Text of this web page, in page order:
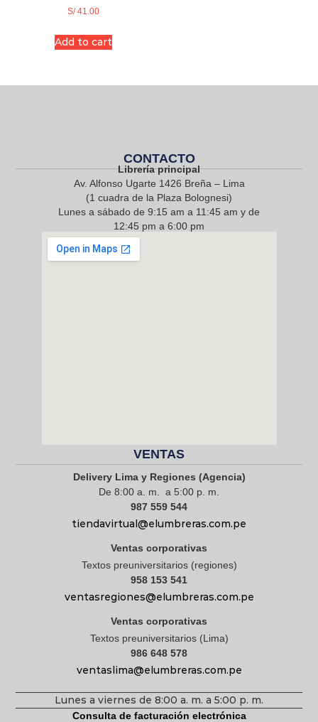
S/41.00
Add to cart
CONTACTO
Librería principal
Av. Alfonso Ugarte 1426 Breña – Lima
(1 cuadra de la Plaza Bolognesi)
Lunes a sábado de 9:15 am a 11:45 am y de
12:45 pm a 6:00 pm
968 217 912
VENTAS
Delivery Lima y Regiones (Agencia)
De 8:00 a. m. a 5:00 p. m.
987 559 544
tiendavirtual@elumbreras.com.pe
Ventas corporativas
Textos preuniversitarios (regiones)
958 153 541
ventasregiones@elumbreras.com.pe
Ventas corporativas
Textos preuniversitarios (Lima)
986 648 578
ventaslima@elumbreras.com.pe
Lunes a viernes de 8:00 a. m. a 5:00 p. m.
Consulta de facturación electrónica